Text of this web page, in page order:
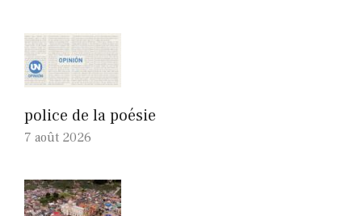
police de la poésie
7 août 2026